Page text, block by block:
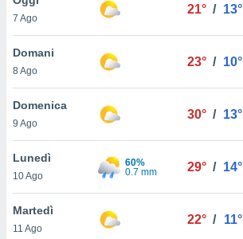
è
al sito
di
ci
di
il
un
7 Ago
21° / 13°
Domani
8 Ago
23° / 10°
Domenica
9 Ago
30° / 13°
Lunedì
10 Ago
60%
0.7 mm
29° / 14°
Martedì
11 Ago
22° / 11°